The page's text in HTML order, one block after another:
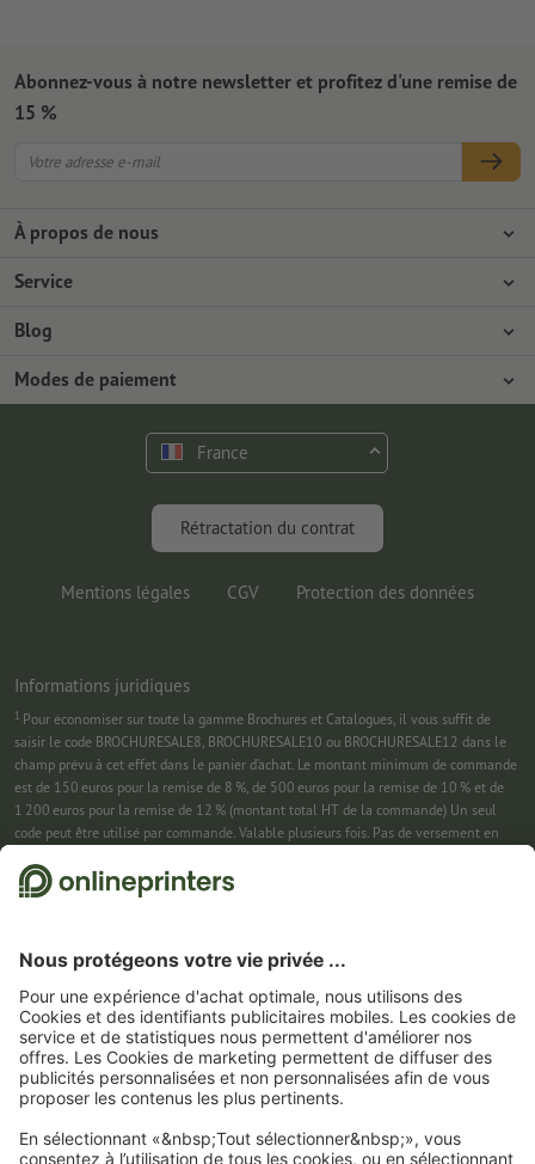
À propos de nous
L'entreprise
Protection de l'environnement
Service
Modes de paiement
Expédition
Programme Premium
Blog
Tutoriels Photoshop
Outils & Fonts gratuits
Marketing & Insights
Modes de paiement
Abonnez-vous à notre newsletter et profitez d'une remise de
15 %
France
Rétractation du contrat
Mentions légales CGV Protection des données
Informations juridiques
1 Pour économiser sur toute la gamme Brochures et Catalogues, il vous suffit de
saisir le code BROCHURESALE8, BROCHURESALE10 ou BROCHURESALE12 dans le
champ prévu à cet effet dans le panier d’achat. Le montant minimum de commande
est de 150 euros pour la remise de 8 %, de 500 euros pour la remise de 10 % et de
1 200 euros pour la remise de 12 % (montant total HT de la commande) Un seul
code peut être utilisé par commande. Valable plusieurs fois. Pas de versement en
31/08/2026 inclus.
montant minimum pour la commande. Valable plusieurs fois. Pas de versement en
31/08/2026 inclus.
3Dans un premier temps, nous vous enverrons un e-mail contenant un lien de
confirmation de votre inscription à la newsletter. Ce n’est qu’après avoir cliqué
dessus que vous recevrez votre code de remise et notre newsletter. Vous pouvez bien
entendu vous désinscrire à tout moment. Montant maximal de la remise : 150 € sur
le montant de la commande (HT). Valable une seule fois. Pas de montant minimum
pour la commande. Pas de versement en espèces. Offre non cumulable avec d’autres